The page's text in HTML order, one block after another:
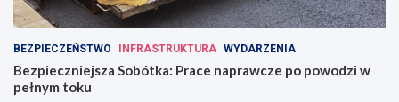
BEZPIECZEŃSTWO INFRASTRUKTURA WYDARZENIA
Bezpieczniejsza Sobótka: Prace naprawcze po powodzi w
pełnym toku